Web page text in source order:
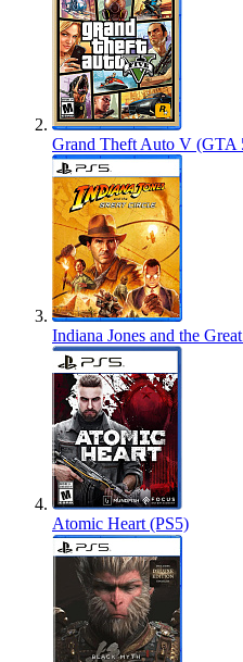
Grand Theft Auto V (GTA
Indiana Jones and the
Atomic Heart (PS5)